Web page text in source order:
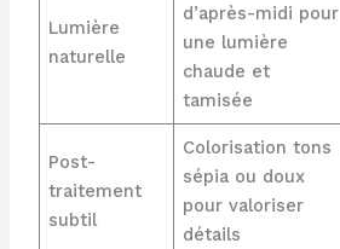
Lumière
naturelle
d’après-midi pour
une lumière
chaude et
tamisée
Post-
traitement
subtil
Colorisation tons
sépia ou doux
pour valoriser
détails